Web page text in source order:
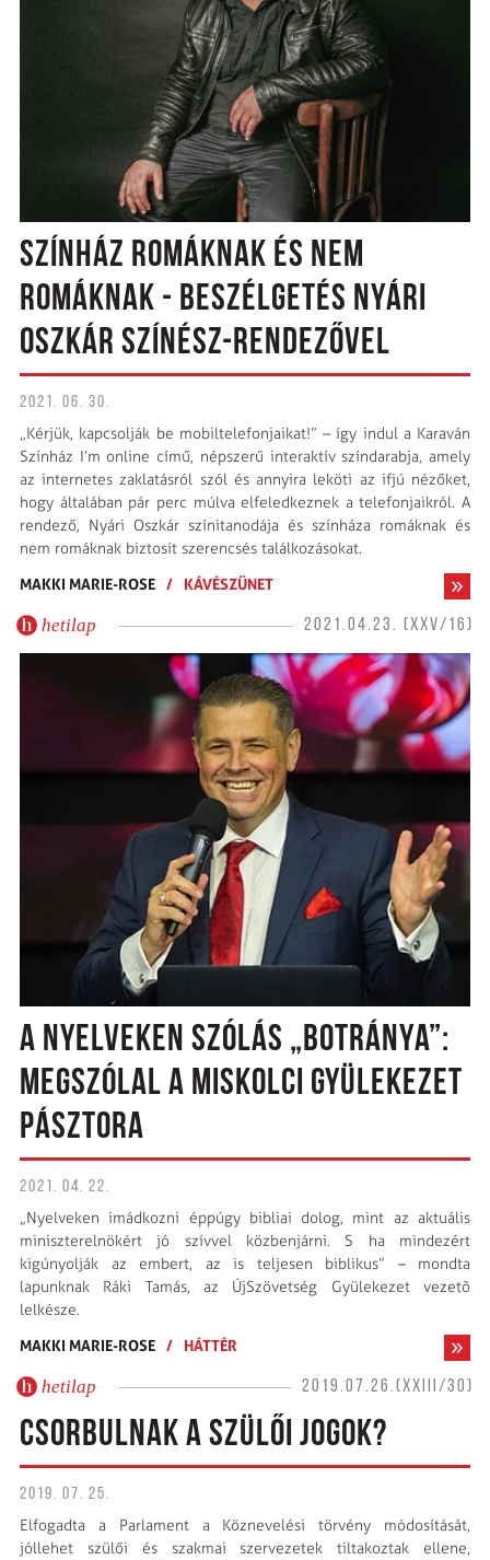
SZÍNHÁZ ROMÁKNAK ÉS NEM
ROMÁKNAK - BESZÉLGETÉS NYÁRI
OSZKÁR SZÍNÉSZ-RENDEZŐVEL
2021. 06. 30.
„Kérjük, kapcsolják be mobiltelefonjaikat!” – így indul a Karaván
Színház I’m online című, népszerű interaktív színdarabja, amely
az internetes zaklatásról szól és annyira leköti az ifjú nézőket,
hogy általában pár perc múlva elfeledkeznek a telefon­jaikról. A
rendező, Nyári Oszkár színitanodája és színháza romáknak és
nem romáknak biztosít szerencsés találkozásokat.
MAKKI MARIE-ROSE / KÁVÉSZÜNET
hetilap 2021.04.23. (XXV/16)
A NYELVEKEN SZÓLÁS „BOTRÁNYA”:
MEGSZÓLAL A MISKOLCI GYÜLEKEZET
PÁSZTORA
2021. 04. 22.
„Nyelveken imádkozni éppúgy bibliai dolog, mint az aktuális
miniszterelnökért jó szívvel közbenjárni. S ha mindezért
kigúnyolják az embert, az is teljesen biblikus” – mondta
lapunknak Ráki Tamás, az ÚjSzövetség Gyülekezet vezetõ
lelkésze.
MAKKI MARIE-ROSE / HÁTTÉR
hetilap 2019.07.26.(XXIII/30)
CSORBULNAK A SZÜLŐI JOGOK?
2019. 07. 25.
Elfogadta a Parlament a Köznevelési törvény módosítását,
jóllehet szülői és szakmai szervezetek tiltakoztak ellene,